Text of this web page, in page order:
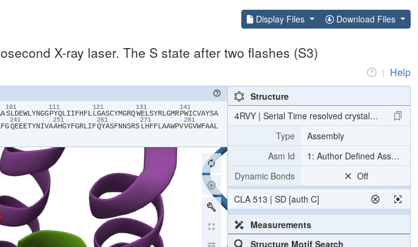
Display Files Download Files
X-ray laser. The S state after two flashes (S3)
| Help
​A​
101
​S​​L​​D​​E​​W​​L​​Y​​N​​G​​G​
111
​P​​Y​​Q​​L​​I​​I​​F​​H​​F​​L​
121
​L​​G​​A​​S​​C​​Y​​M​​G​​R​​Q​
131
​W​​E​​L​​S​​Y​​R​​L​​G​​M​​R​
141
​P​​W​​I​​C​​V​​A​​Y​​S​​A​
​F​​G​
241
​Q​​E​​E​​E​​T​​Y​​N​​I​​V​​A​
251
​A​​H​​G​​Y​​F​​G​​R​​L​​I​​F​
261
​Q​​Y​​A​​S​​F​​N​​N​​S​​R​​S​
271
​L​​H​​F​​F​​L​​A​​A​​W​​P​​V​
281
​V​​G​​V​​W​​F​​A​​A​​L​
Structure
4RVY | Serial Time resolved crystallography
Type
Assembly
Asm Id
1: Author Defined Assembly
Dynamic Bonds
Off
CLA 513 | SD [auth C]
Measurements
Structure Motif Search